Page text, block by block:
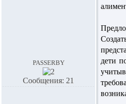
passerby
Сообщения: 21
дети